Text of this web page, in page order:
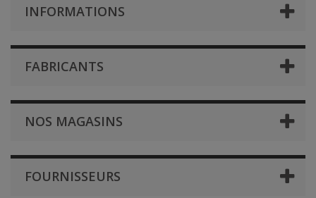
INFORMATIONS
FABRICANTS
NOS MAGASINS
FOURNISSEURS